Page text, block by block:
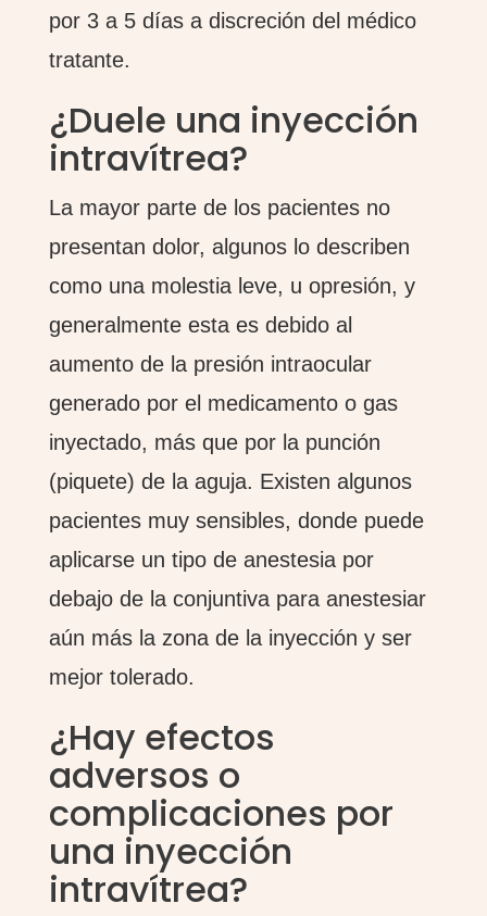
por 3 a 5 días a discreción del médico
tratante.
¿Duele una inyección
intravítrea?
La mayor parte de los pacientes no
presentan dolor, algunos lo describen
como una molestia leve, u opresión, y
generalmente esta es debido al
aumento de la presión intraocular
generado por el medicamento o gas
inyectado, más que por la punción
(piquete) de la aguja. Existen algunos
pacientes muy sensibles, donde puede
aplicarse un tipo de anestesia por
debajo de la conjuntiva para anestesiar
aún más la zona de la inyección y ser
mejor tolerado.
¿Hay efectos
adversos o
complicaciones por
una inyección
intravítrea?